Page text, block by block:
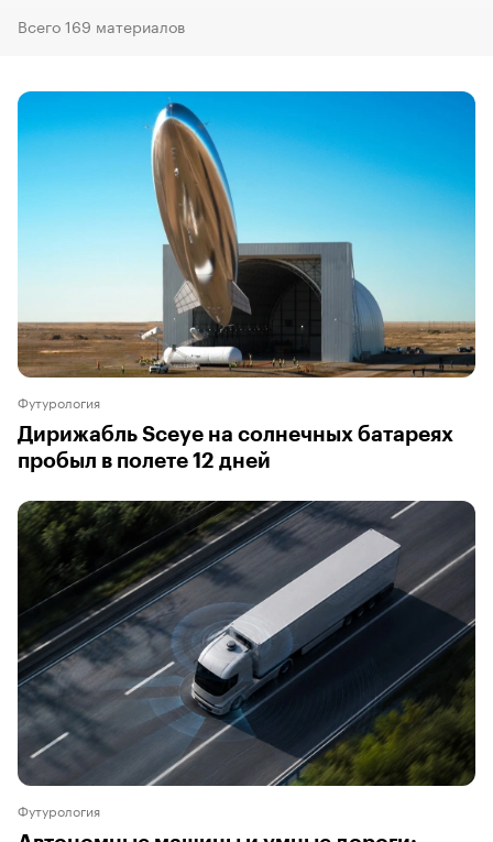
Всего 169 материалов
Футурология
Дирижабль Sceye на солнечных батареях
пробыл в полете 12 дней
Футурология